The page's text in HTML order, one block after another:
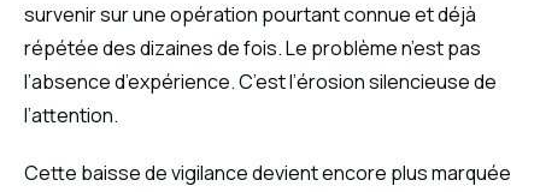
survenir sur une opération pourtant connue et déjà
répétée des dizaines de fois. Le problème n’est pas
l’absence d’expérience. C’est l’érosion silencieuse de
l’attention.
Cette baisse de vigilance devient encore plus marquée